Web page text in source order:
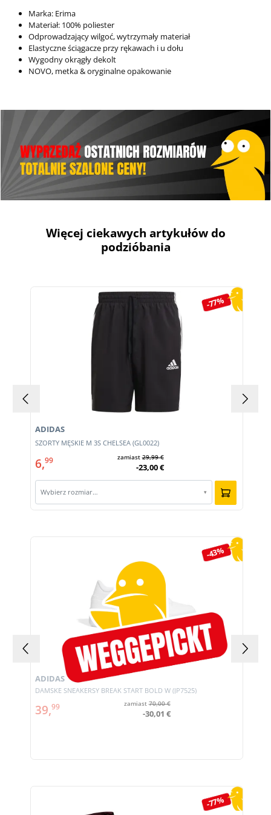
Marka: Erima
Materiał: 100% poliester
Odprowadzający wilgoć, wytrzymały materiał
Elastyczne ściągacze przy rękawach i u dołu
Wygodny okrągły dekolt
NOVO, metka & oryginalne opakowanie
Więcej ciekawych artykułów do
podzióbania
Pomiń galerię produktów
-77%
SZORTY MĘSKIE M 3S CHELSEA (GL0022)
ADIDAS
6,99 zamiast29,99 €
-23,00 €
Wybierz rozmiar… ▾
-43%
DAMSKE SNEAKERSY BREAK START BOLD W (JP7525)
ADIDAS
39,99 zamiast70,00 €
-30,01 €
-77%